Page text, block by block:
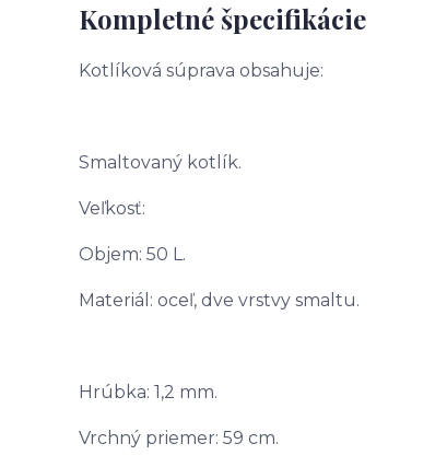
Kompletné špecifikácie
Kotlíková súprava obsahuje:
Smaltovaný kotlík.
Veľkosť:
Objem: 50 L.
Materiál: oceľ, dve vrstvy smaltu.
Hrúbka: 1,2 mm.
Vrchný priemer: 59 cm.